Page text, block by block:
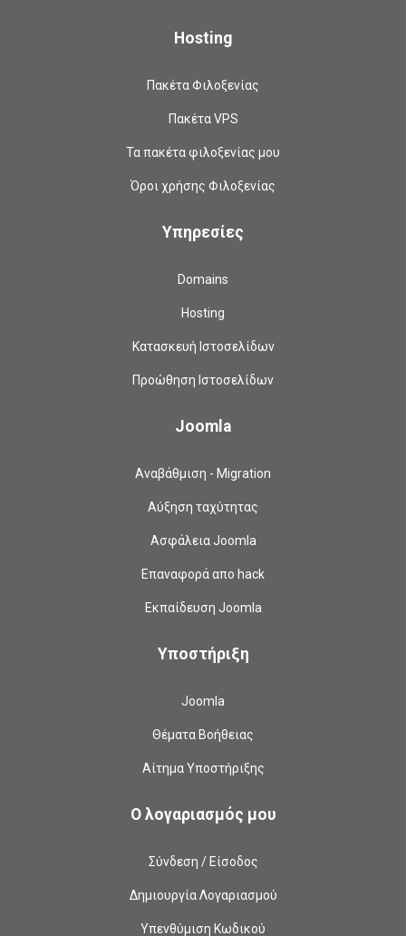
Hosting
Πακέτα Φιλοξενίας
Πακέτα VPS
Τα πακέτα φιλοξενίας μου
Όροι χρήσης Φιλοξενίας
Υπηρεσίες
Domains
Hosting
Κατασκευή Ιστοσελίδων
Προώθηση Ιστοσελίδων
Joomla
Αναβάθμιση - Migration
Αύξηση ταχύτητας
Ασφάλεια Joomla
Επαναφορά απο hack
Εκπαίδευση Joomla
Υποστήριξη
Joomla
Θέματα Βοήθειας
Αίτημα Υποστήριξης
Ο λογαριασμός μου
Σύνδεση / Είσοδος
Δημιουργία Λογαριασμού
Υπενθύμιση Κωδικού